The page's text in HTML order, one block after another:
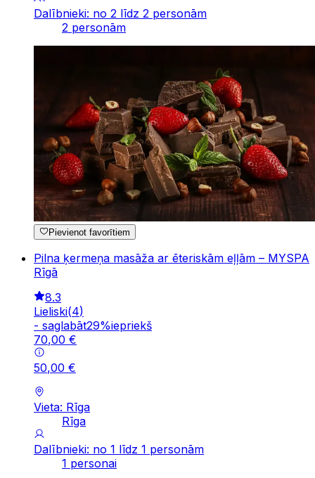
Dalībnieki: no 2 līdz 2 personām
2 personām
Pievienot favorītiem
Pilna ķermeņa masāža ar ēteriskām eļļām – MYSPA
Rīgā
8.3
Lieliski(4)
- saglabāt29%iepriekš
70,00 €
50,00 €
Vieta: Rīga
Rīga
Dalībnieki: no 1 līdz 1 personām
1 personai